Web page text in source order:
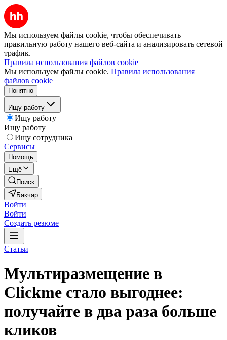
Мы используем файлы cookie, чтобы обеспечивать
правильную работу нашего веб-сайта и анализировать сетевой
трафик.
Правила использования файлов cookie
Мы используем файлы cookie. Правила использования
файлов cookie
Понятно
Ищу работу
Ищу работу
Ищу работу
Ищу сотрудника
Сервисы
Помощь
Ещё
Поиск
Бакчар
Войти
Войти
Создать резюме
Статьи
Мультиразмещение в
Clickme стало выгоднее:
получайте в два раза больше
кликов